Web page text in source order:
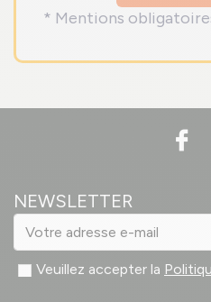
* Mentions
NEWSLETTER
Veuillez accepter la